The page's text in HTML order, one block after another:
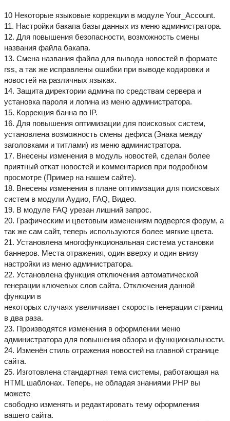
10 Некоторые языковые коррекции в модуле Your_Account.
11. Настройки бакапа базы данных из меню администратора.
12. Для повышения безопасности, возможность смены
названия файла бакапа.
13. Смена названия файла для вывода новостей в формате
rss, а так же исправлены ошибки при выводе кодировки и
новостей на различных языках.
14. Защита директории админа по средствам сервера и
установка пароля и логина из меню администратора.
15. Коррекция банна по IP.
16. Для повышения оптимизации для поисковых систем,
установлена возможность смены дефиса (Знака между
заголовками и титлами) из меню администратора.
17. Внесены изменения в модуль новостей, сделан более
приятный откат новостей и комментариев при подробном
просмотре (Пример на нашем сайте).
18. Внесены изменения в плане оптимизации для поисковых
систем в модули Аудио, FAQ, Видео.
19. В модуле FAQ урезан лишний запрос.
20. Графическим и цветовым изменениям подвергся форум, а
так же сам сайт, теперь используются более мягкие цвета.
21. Установлена многофункциональная система установки
баннеров. Места отражения, один вверху и один внизу
настройки из меню администратора.
22. Установлена функция отключения автоматической
генерации ключевых слов сайта. Отключения данной
функции в
некоторых случаях увеличивает скорость генерации страниц
в два раза.
23. Производятся изменения в оформлении меню
администратора для повышения обзора и функциональности.
24. Изменён стиль отражения новостей на главной странице
сайта.
25. Изготовлена стандартная тема системы, работающая на
HTML шаблонах. Теперь, не обладая знаниями PHP вы
можете
свободно изменять и редактировать тему оформления
вашего сайта.